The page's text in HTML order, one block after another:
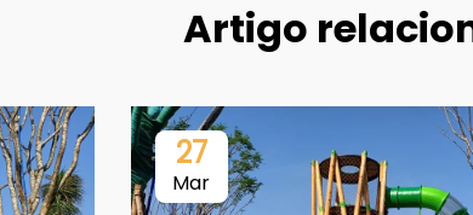
Artigo
27
Mar